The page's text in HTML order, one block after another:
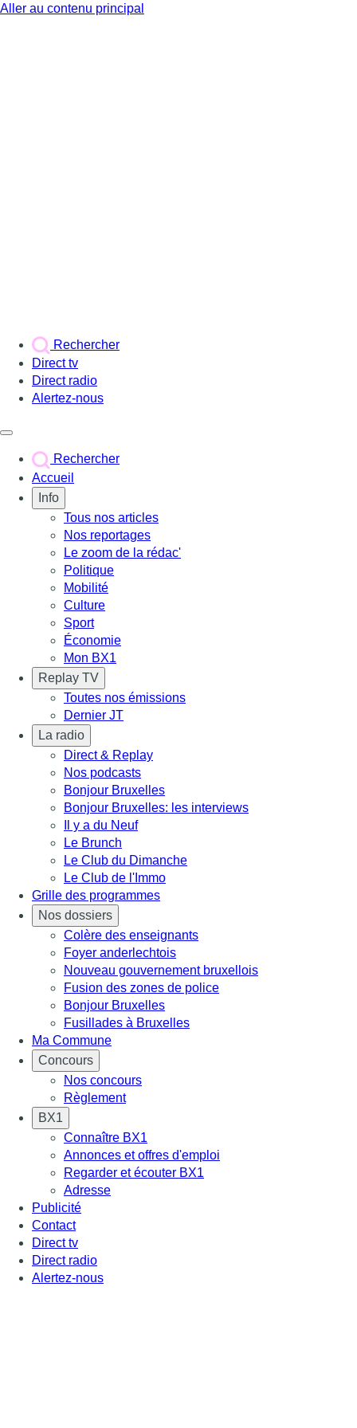
Aller au contenu principal
Rechercher
Direct tv
Direct radio
Alertez-nous
Rechercher
Accueil
Info
Tous nos articles
Nos reportages
Le zoom de la rédac'
Politique
Mobilité
Culture
Sport
Économie
Mon BX1
Replay TV
Toutes nos émissions
Dernier JT
La radio
Direct & Replay
Nos podcasts
Bonjour Bruxelles
Bonjour Bruxelles: les interviews
Il y a du Neuf
Le Brunch
Le Club du Dimanche
Le Club de l'Immo
Grille des programmes
Nos dossiers
Colère des enseignants
Foyer anderlechtois
Nouveau gouvernement bruxellois
Fusion des zones de police
Bonjour Bruxelles
Fusillades à Bruxelles
Ma Commune
Concours
Nos concours
Règlement
BX1
Connaître BX1
Annonces et offres d'emploi
Regarder et écouter BX1
Adresse
Publicité
Contact
Direct tv
Direct radio
Alertez-nous